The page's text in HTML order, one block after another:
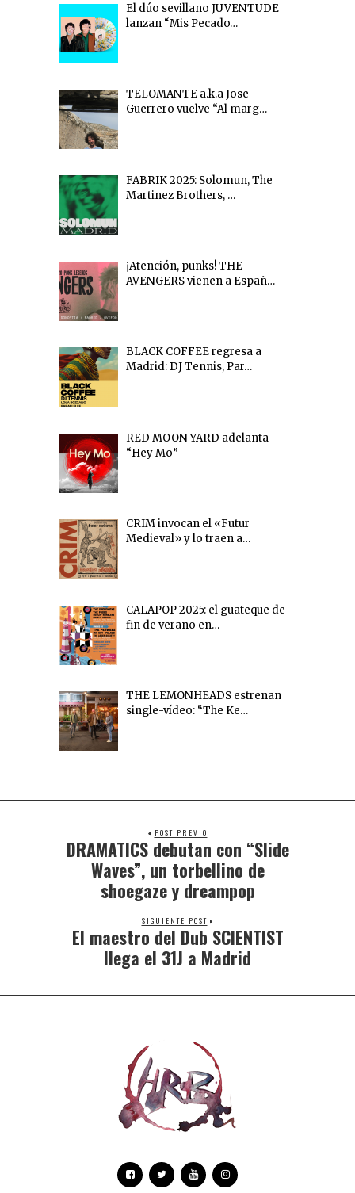
El dúo sevillano JUVENTUDE
lanzan “Mis Pecado…
TELOMANTE a.k.a Jose
Guerrero vuelve “Al marg…
FABRIK 2025: Solomun, The
Martinez Brothers, …
¡Atención, punks! THE
AVENGERS vienen a Españ…
BLACK COFFEE regresa a
Madrid: DJ Tennis, Par…
RED MOON YARD adelanta
“Hey Mo”
CRIM invocan el «Futur
Medieval» y lo traen a…
CALAPOP 2025: el guateque de
fin de verano en…
THE LEMONHEADS estrenan
single-vídeo: “The Ke…
POST PREVIO
DRAMATICS debutan con “Slide
Waves”, un torbellino de
shoegaze y dreampop
SIGUIENTE POST
El maestro del Dub SCIENTIST
llega el 31J a Madrid